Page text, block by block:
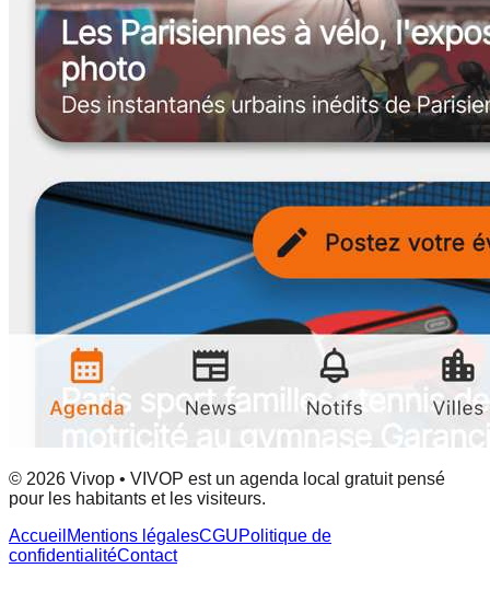
© 2026 Vivop • VIVOP est un agenda local gratuit pensé
pour les habitants et les visiteurs.
Accueil Mentions légalesCGUPolitique de
confidentialitéContact